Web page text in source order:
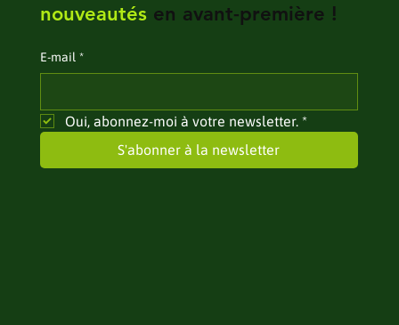
nouveautésen avant-première !
E‑mail *
Oui, abonnez-moi à votre newsletter. *
S'abonner à la newsletter